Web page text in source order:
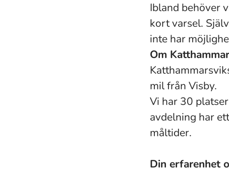
Ibland behöver
kort varsel.
inte har
Om
mil från Visby.
Vi har 30
avdelning har
måltider.
Din erfarenhet